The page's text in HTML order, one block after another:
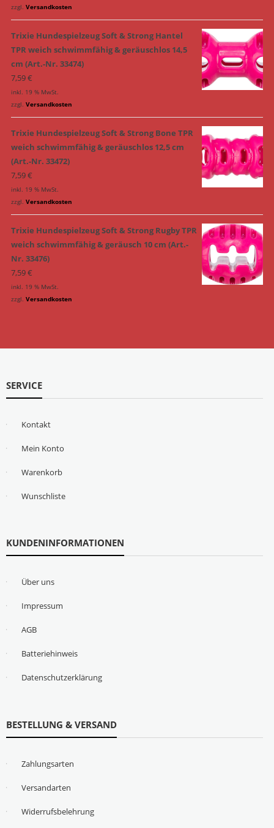
zzgl. Versandkosten
Trixie Hundespielzeug Soft & Strong Hantel
TPR weich schwimmfähig & geräuschlos 14,5
cm (Art.-Nr. 33474)
7,59€
inkl. 19 % MwSt.
zzgl. Versandkosten
Trixie Hundespielzeug Soft & Strong Bone TPR
weich schwimmfähig & geräuschlos 12,5 cm
(Art.-Nr. 33472)
7,59€
inkl. 19 % MwSt.
zzgl. Versandkosten
Trixie Hundespielzeug Soft & Strong Rugby TPR
weich schwimmfähig & geräusch 10 cm (Art.-
Nr. 33476)
7,59€
inkl. 19 % MwSt.
zzgl. Versandkosten
SERVICE
Kontakt
Mein Konto
Warenkorb
Wunschliste
KUNDENINFORMATIONEN
Über uns
Impressum
AGB
Batteriehinweis
Datenschutzerklärung
BESTELLUNG & VERSAND
Zahlungsarten
Versandarten
Widerrufsbelehrung